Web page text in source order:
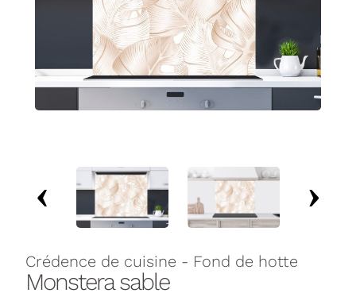
Crédence de cuisine - Fond de hotte
Monstera sable